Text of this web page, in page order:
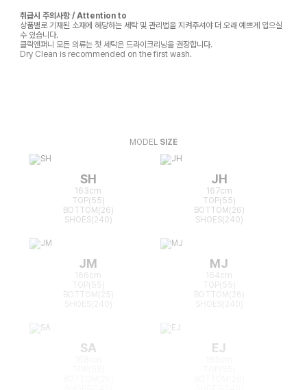
취급시 주의사항 / Attention to
상품별로 기재된 소재에 해당하는 세탁 및 관리법을 지켜주셔야 더 오래 예쁘게 입으실
수 있습니다.
클릭앤퍼니 모든 의류는 첫 세탁은 드라이크리닝을 권장합니다.
Dry Clean is recommended on the first wash.
MODEL SIZE
SH
163cm
TOP(55)
BOTTOM(26)
SHOES(240)
JH
167cm
TOP(55)
BOTTOM(26)
SHOES(240)
JM
166cm
TOP(55)
BOTTOM(25)
MJ
164cm
TOP(55)
BOTTOM(26)
SA EJ